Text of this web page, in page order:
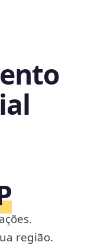
região.